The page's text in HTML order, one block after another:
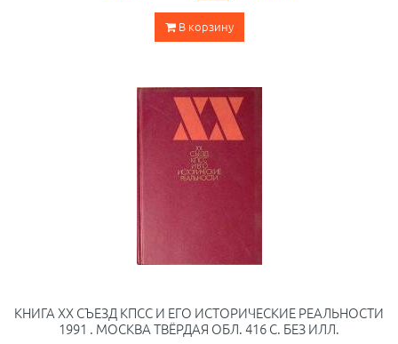
В корзину
КНИГА XX СЪЕЗД КПСС И ЕГО ИСТОРИЧЕСКИЕ РЕАЛЬНОСТИ
1991 . МОСКВА ТВЁРДАЯ ОБЛ. 416 С. БЕЗ ИЛЛ.